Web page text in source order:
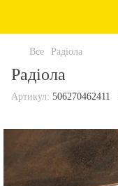
Все Радіола
Радіола
Артикул: 506270462411